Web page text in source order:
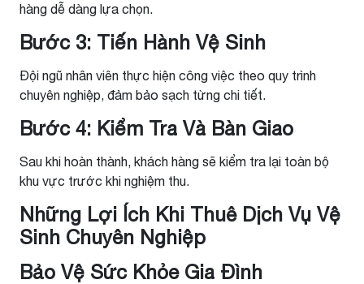
hàng dễ dàng lựa chọn.
Bước 3: Tiến Hành Vệ Sinh
Đội ngũ nhân viên thực hiện công việc theo quy trình
chuyên nghiệp, đảm bảo sạch từng chi tiết.
Bước 4: Kiểm Tra Và Bàn Giao
Sau khi hoàn thành, khách hàng sẽ kiểm tra lại toàn bộ
khu vực trước khi nghiệm thu.
Những Lợi Ích Khi Thuê Dịch Vụ Vệ
Sinh Chuyên Nghiệp
Bảo Vệ Sức Khỏe Gia Đình